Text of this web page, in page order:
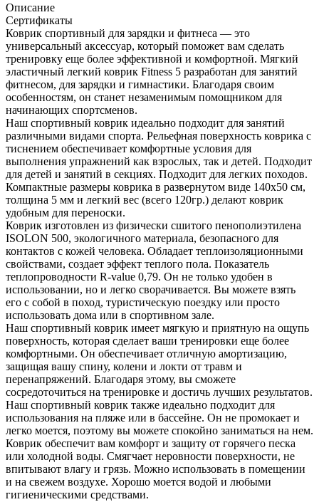
Описание
Сертификаты
Коврик спортивный для зарядки и фитнеса — это
универсальный аксессуар, который поможет вам сделать
тренировку еще более эффективной и комфортной. Мягкий
эластичный легкий коврик Fitness 5 разработан для занятий
фитнесом, для зарядки и гимнастики. Благодаря своим
особенностям, он станет незаменимым помощником для
начинающих спортсменов.
Наш спортивный коврик идеально подходит для занятий
различными видами спорта. Рельефная поверхность коврика с
тиснением обеспечивает комфортные условия для
выполнения упражнений как взрослых, так и детей. Подходит
для детей и занятий в секциях. Подходит для легких походов.
Компактные размеры коврика в развернутом виде 140х50 см,
толщина 5 мм и легкий вес (всего 120гр.) делают коврик
удобным для переноски.
Коврик изготовлен из физически сшитого пенополиэтилена
ISOLON 500, экологичного материала, безопасного для
контактов с кожей человека. Обладает теплоизоляционными
свойствами, создает эффект теплого пола. Показатель
теплопроводности R-value 0,79. Он не только удобен в
использовании, но и легко сворачивается. Вы можете взять
его с собой в поход, туристическую поездку или просто
использовать дома или в спортивном зале.
Наш спортивный коврик имеет мягкую и приятную на ощупь
поверхность, которая сделает ваши тренировки еще более
комфортными. Он обеспечивает отличную амортизацию,
защищая вашу спину, колени и локти от травм и
перенапряжений. Благодаря этому, вы сможете
сосредоточиться на тренировке и достичь лучших результатов.
Наш спортивный коврик также идеально подходит для
использования на пляже или в бассейне. Он не промокает и
легко моется, поэтому вы можете спокойно заниматься на нем.
Коврик обеспечит вам комфорт и защиту от горячего песка
или холодной воды. Смягчает неровности поверхности, не
впитывают влагу и грязь. Можно использовать в помещении
и на свежем воздухе. Хорошо моется водой и любыми
гигиеническими средствами.